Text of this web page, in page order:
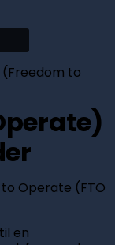
(Freedom to
Operate (FTO
en